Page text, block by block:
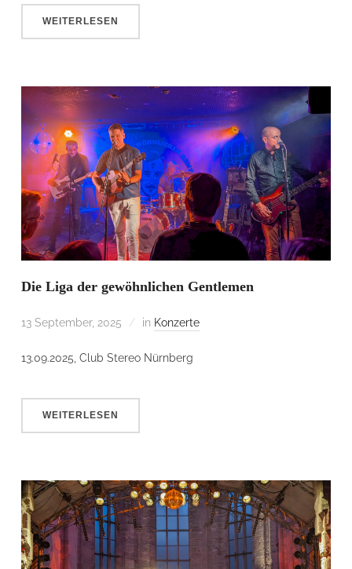
WEITERLESEN
Die Liga der gewöhnlichen Gentlemen
13 September, 2025 in Konzerte
13.09.2025, Club Stereo Nürnberg
WEITERLESEN